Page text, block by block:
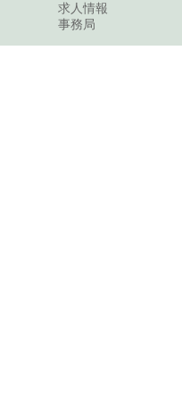
求人情報
事務局